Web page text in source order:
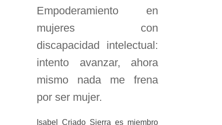
Empoderamiento en
mujeres con
discapacidad intelectual:
intento avanzar, ahora
mismo nada me frena
por ser mujer.
Isabel Criado Sierra es miembro